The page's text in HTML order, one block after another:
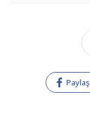
Paylaş